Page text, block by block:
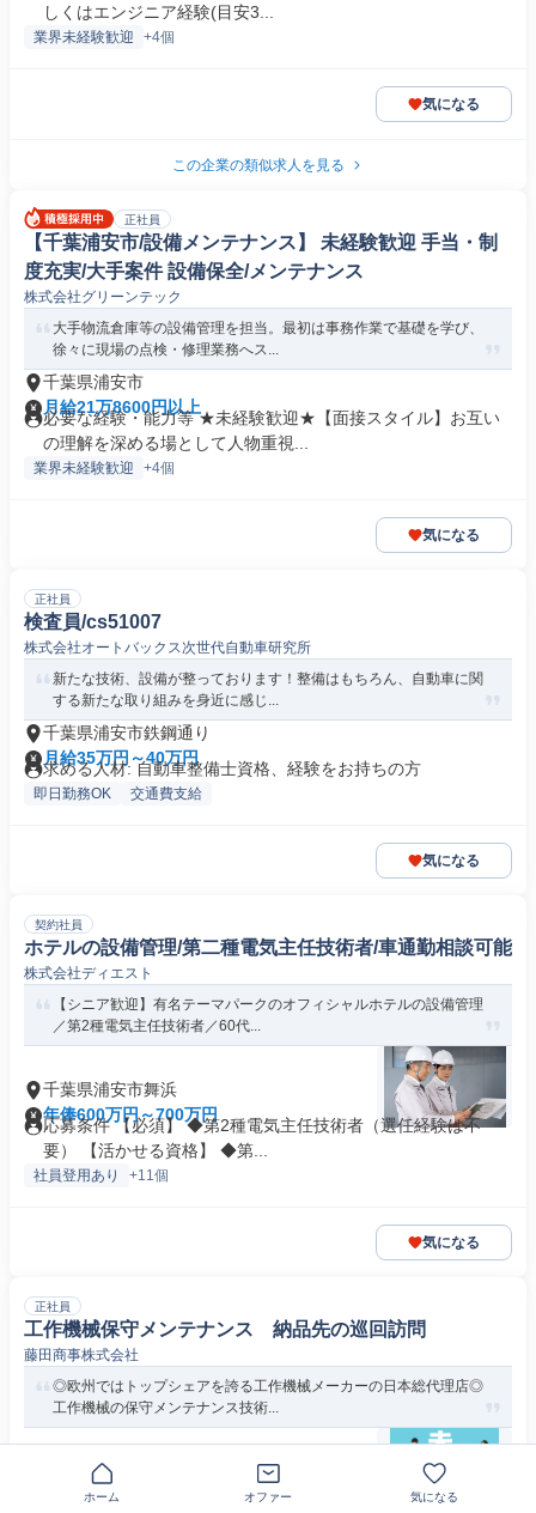
しくはエンジニア経験(目安3...
業界未経験歓迎 +4個
気になる
この企業の類似求人を見る
正社員
【千葉浦安市/設備メンテナンス】 未経験歓迎 手当・制
度充実/大手案件 設備保全/メンテナンス
株式会社グリーンテック
大手物流倉庫等の設備管理を担当。最初は事務作業で基礎を学び、
徐々に現場の点検・修理業務へス...
千葉県浦安市
月給21万8600円以上
必要な経験・能力等 ★未経験歓迎★【面接スタイル】お互い
の理解を深める場として人物重視...
業界未経験歓迎 +4個
気になる
正社員
検査員/cs51007
株式会社オートバックス次世代自動車研究所
新たな技術、設備が整っております！整備はもちろん、自動車に関
する新たな取り組みを身近に感じ...
千葉県浦安市鉄鋼通り
月給35万円～40万円
求める人材: 自動車整備士資格、経験をお持ちの方
即日勤務OK 交通費支給
気になる
契約社員
ホテルの設備管理/第二種電気主任技術者/車通勤相談可能
株式会社ディエスト
【シニア歓迎】有名テーマパークのオフィシャルホテルの設備管理
／第2種電気主任技術者／60代...
千葉県浦安市舞浜
年俸600万円～700万円
応募条件 【必須】 ◆第2種電気主任技術者（選任経験は不
要） 【活かせる資格】 ◆第...
社員登用あり +11個
気になる
正社員
工作機械保守メンテナンス 納品先の巡回訪問
藤田商事株式会社
◎欧州ではトップシェアを誇る工作機械メーカーの日本総代理店◎
工作機械の保守メンテナンス技術...
千葉県浦安市
月給23万円～32万円
求める人材: 【こんな方は大歓迎！】 ・高卒以上で40才迄の方
ホーム オファー 気になる